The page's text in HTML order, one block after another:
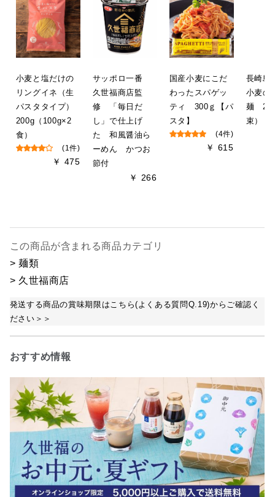
小麦と塩だけの
リングイネ（生
パスタタイプ）
200g（100g×2
食）
(1件)
￥ 475
サッポロ一番
久世福商店監
修 「毎日だ
し」で仕上げ
た 和風醤油ら
ーめん かつお
節付
￥ 266
国産小麦にこだ
わったスパゲッ
ティ 300ｇ【パ
スタ】
(4件)
￥ 615
長崎
小麦の
麺
束）
この商品が含まれる商品カテゴリ
> 麺類
> 久世福商店
発送する商品の賞味期限はこちら(よくある質問Q.19)からご確認く
ださい＞＞
おすすめ情報